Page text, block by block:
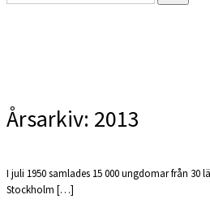
Årsarkiv: 2013
I juli 1950 samlades 15 000 ungdomar från 30
Stockholm […]